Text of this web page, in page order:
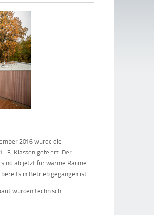
2016 wurde die
3. Klassen gefeiert. Der
ab jetzt für warme Räume
in Betrieb gegangen ist.
wurden technisch